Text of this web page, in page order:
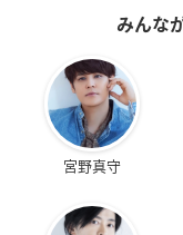
みんな
宮野真守